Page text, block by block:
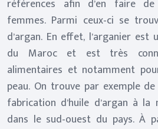
références afin d’en faire
femmes. Parmi ceux-ci se
d’argan. En effet, l’arganier est
du Maroc et est très
alimentaires et notamment
peau. On trouve par exemple
fabrication d’huile d’argan à
dans le sud-ouest du pays. À